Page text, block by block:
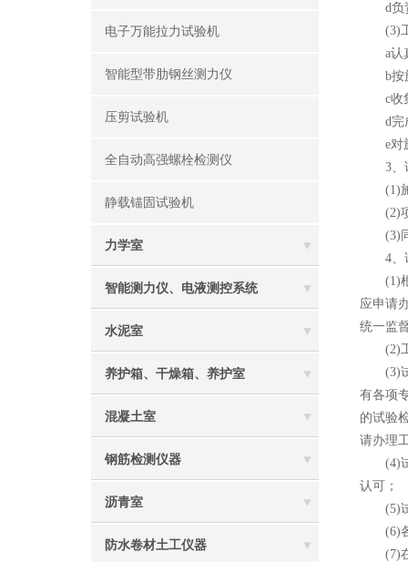
电子万能拉力试验机
智能型带肋钢丝测力仪
压剪试验机
全自动高强螺栓检测仪
静载锚固试验机
力学室
智能测力仪、电液测控系统
水泥室
养护箱、干燥箱、养护室
混凝土室
钢筋检测仪器
沥青室
防水卷材土工仪器
d负责
(3)工
a认真
b按施
c收集
d完成
e对施
3、试
(1)施
(2)项
(3)同
4、试
(1)根
应申请
统一监
(2)工
(3)试
有各项
的试验
请办理
(4)试
认可；
(5)试
(6)各
(7)在